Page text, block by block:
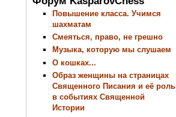
Повышение класса. Учимся
шахматам
Смеяться, право, не грешно
Музыка, которую мы слушаем
О кошках...
Образ женщины на страницах
Священного Писания и её роль
в событиях Священной
Истории